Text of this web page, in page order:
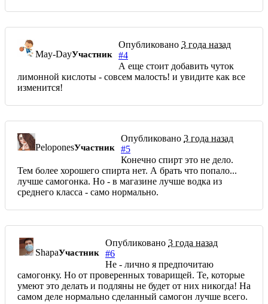
May-DayУчастник
Опубликовано 3 года назад
#4
А еще стоит добавить чуток
лимонной кислоты - совсем малость! и увидите как все
изменится!
PeloponesУчастник
Опубликовано 3 года назад
#5
Конечно спирт это не дело.
Тем более хорошего спирта нет. А брать что попало...
лучше самогонка. Но - в магазине лучше водка из
среднего класса - само нормально.
ShapaУчастник
Опубликовано 3 года назад
#6
Не - лично я предпочитаю
самогонку. Но от проверенных товарищей. Те, которые
умеют это делать и подляны не будет от них никогда! На
самом деле нормально сделанный самогон лучше всего.